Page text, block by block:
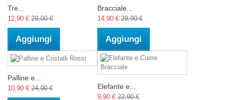
Tre...
12,90 € 29,00 €
Aggiungi
Bracciale...
14,90 € 29,90 €
Aggiungi
Palline e...
10,90 € 24,90 € Elefante e...
9,90 € 22,90 €